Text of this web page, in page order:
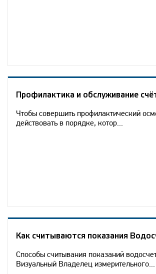
Профилактика и обслуживание
Чтобы совершить профилактический
действовать в порядке, котор...
Как считываются показания
Способы считывания показаний
Визуальный Владелец измерительного...